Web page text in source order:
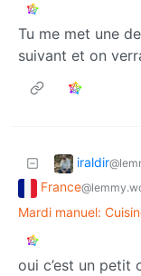
Tu me met une
suivant et on
iraldir
France
Mardi manuel:
oui c’est un petit